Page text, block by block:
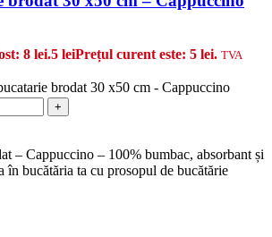
8 lei.5 leiPrețul curent este: 5 lei. TVA
brodat 30 x50 cm - Cappuccino
+
– Cappuccino – 100% bumbac, absorbant și
în bucătăria ta cu prosopul de bucătărie